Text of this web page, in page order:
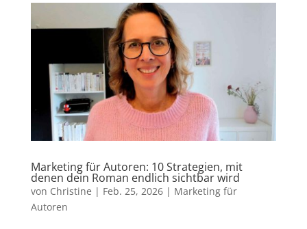
Marketing für Autoren: 10 Strategien, mit
denen dein Roman endlich sichtbar wird
von Christine | Feb. 25, 2026| Marketing für
Autoren